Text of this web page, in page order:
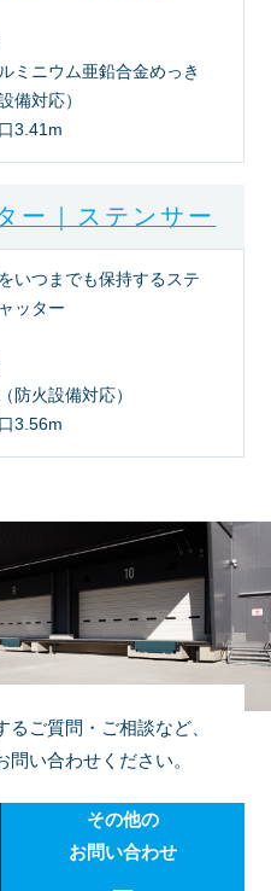
ミニウム亜鉛合金めっき
備対応）
3.41m
ー｜ステンサー
いつまでも保持するステ
ッター
防火設備対応）
3.56m
るご質問・ご相談など、
問い合わせください。
その他の
お問い合わせ